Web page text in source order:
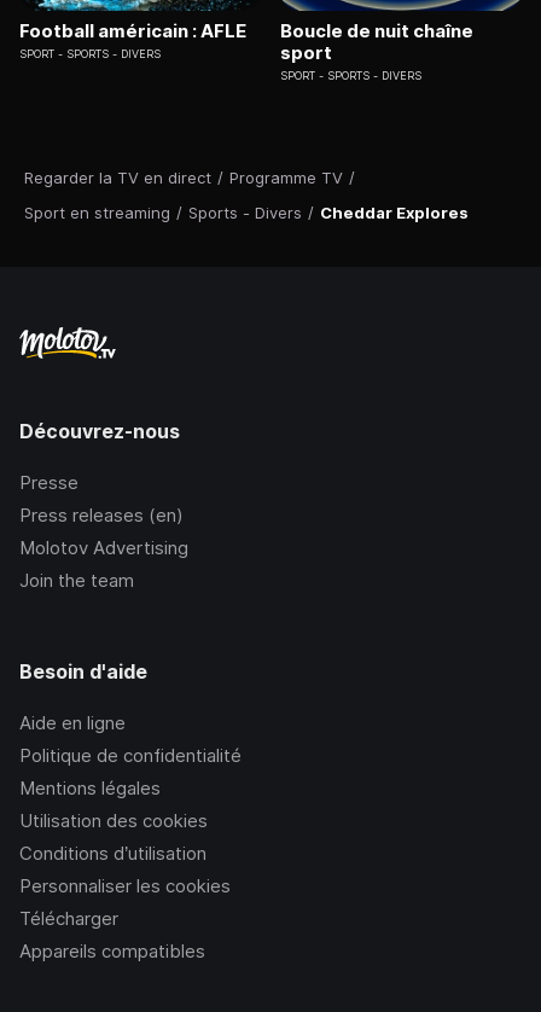
Regarder la TV en direct / Programme TV /
Sport en streaming / Sports - Divers / Cheddar Explores
Football américain : AFLE
SPORT SPORTS - DIVERS
Boucle de nuit chaîne
sport
SPORT SPORTS - DIVERS
Découvrez-nous
Presse
Press releases (en)
Molotov Advertising
Join the team
Besoin d'aide
Aide en ligne
Politique de confidentialité
Mentions légales
Utilisation des cookies
Conditions d’utilisation
Personnaliser les cookies
Télécharger
Appareils compatibles